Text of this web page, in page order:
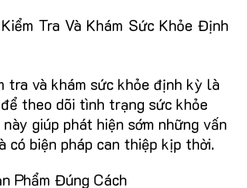
Tra Và Khám Sức Khỏe Định
tra và khám sức khỏe định kỳ là
theo dõi tình trạng sức khỏe
này giúp phát hiện sớm những vấn
có biện pháp can thiệp kịp thời.
Phẩm Đúng Cách